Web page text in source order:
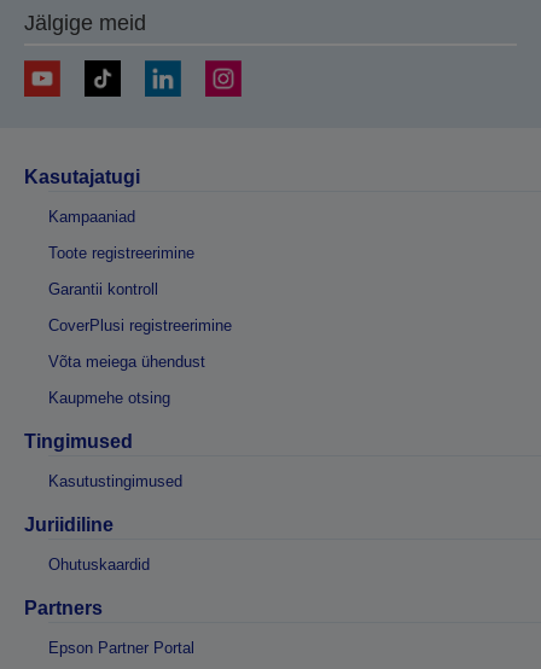
Jälgige meid
Kasutajatugi
Kampaaniad
Toote registreerimine
Garantii kontroll
CoverPlusi registreerimine
Võta meiega ühendust
Kaupmehe otsing
Tingimused
Kasutustingimused
Juriidiline
Ohutuskaardid
Partners
Epson Partner Portal